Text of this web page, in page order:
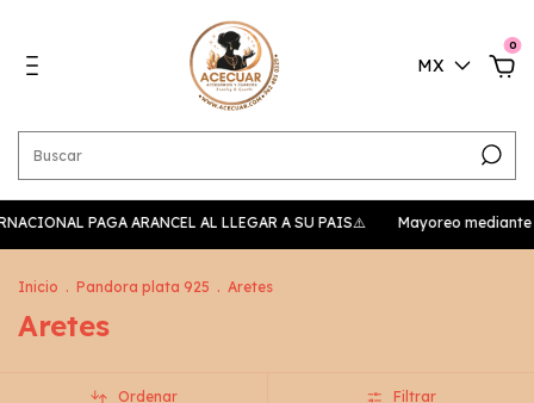
MX
0
PAGA ARANCEL AL LLEGAR A SU PAIS⚠️ Mayoreo mediante
Inicio . Pandora plata 925 . Aretes
Aretes
Ordenar Filtrar